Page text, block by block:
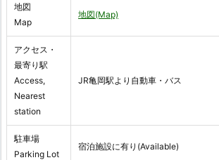
地図
Map
地図(Map)
アクセス・
最寄り駅
Access,
Nearest
station
JR亀岡駅より自動車・バス
駐車場
Parking Lot
宿泊施設に有り(Available)